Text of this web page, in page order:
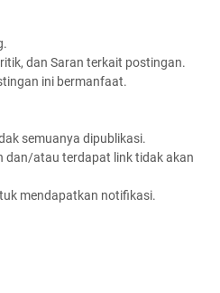
dan Saran terkait postingan.
ini bermanfaat.
semuanya dipublikasi.
dan/atau terdapat link tidak akan
mendapatkan notifikasi.